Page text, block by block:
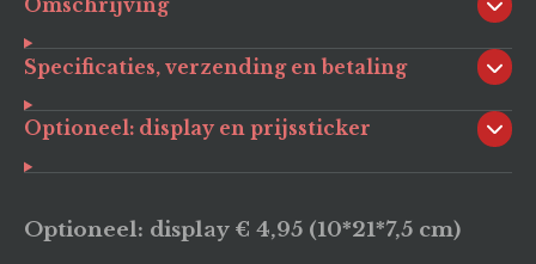
Omschrijving
Specificaties, verzending en betaling
Optioneel: display en prijssticker
Optioneel: display € 4,95 (10*21*7,5 cm)